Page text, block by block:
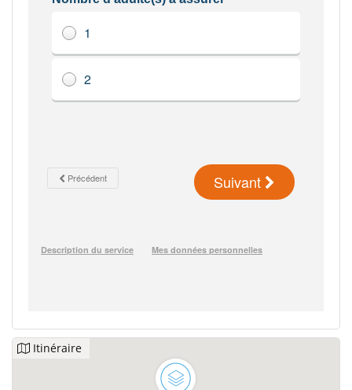
Itinéraire